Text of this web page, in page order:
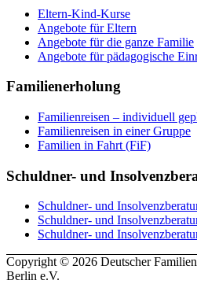
Eltern-Kind-Kurse
Angebote für Eltern
Angebote für die ganze Familie
Angebote für pädagogische
Familienerholung
Familienreisen – individuell
Familienreisen in einer Gruppe
Familien in Fahrt (FiF)
Schuldner- und
Schuldner- und
Schuldner- und
Schuldner- und
Copyright © 2026 Deutscher
Berlin e.V.